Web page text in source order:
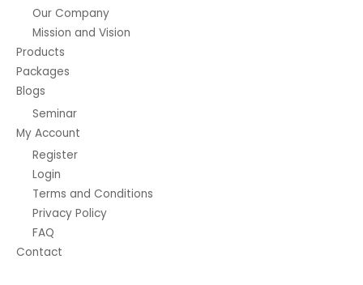
Our Company
Mission and Vision
Products
Packages
Blogs
Seminar
My Account
Register
Login
Terms and Conditions
Privacy Policy
FAQ
Contact